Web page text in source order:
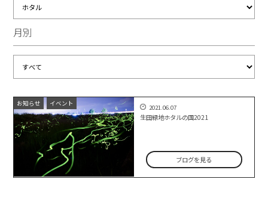
月別
お知らせ イベント 2021.06.07
生田緑地ホタルの国2021
ブログを見る